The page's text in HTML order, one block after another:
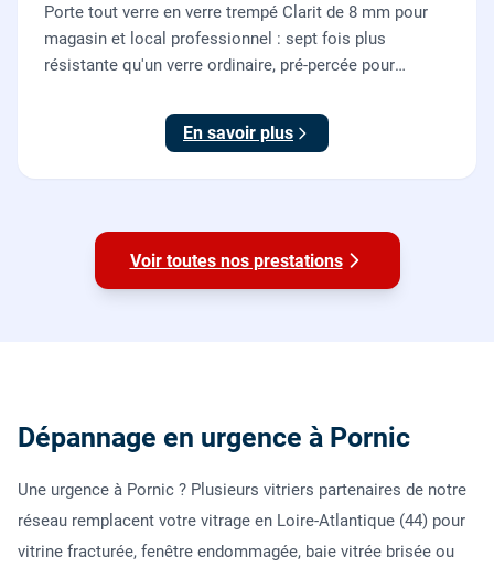
Porte tout verre en verre trempé Clarit de 8 mm pour
magasin et local professionnel : sept fois plus
résistante qu'un verre ordinaire, pré-percée pour
avec sa quincaillerie (pivots, serrure, poignée).
En savoir plus
Voir toutes nos prestations
Dépannage en urgence à Pornic
Une urgence à Pornic ? Plusieurs vitriers partenaires de notre
réseau remplacent votre vitrage en Loire-Atlantique (44) pour
vitrine fracturée, fenêtre endommagée, baie vitrée brisée ou